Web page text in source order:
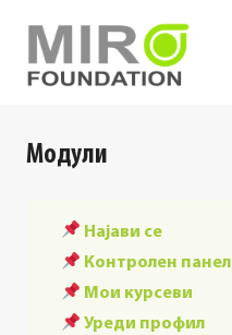
content
Модули
Најави се
Контролен панел
Мои курсеви
Уреди профил